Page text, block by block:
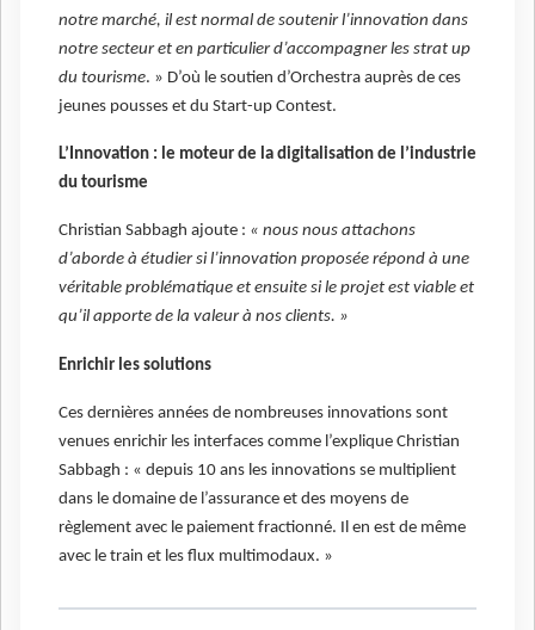
notre marché, il est normal de soutenir l’innovation dans
notre secteur et en particulier d’accompagner les strat up
du tourisme. » D’où le soutien d’Orchestra auprès de ces
jeunes pousses et du Start-up Contest.
L’Innovation : le moteur de la digitalisation de l’industrie
du tourisme
Christian Sabbagh ajoute : « nous nous attachons
d’aborde à étudier si l’innovation proposée répond à une
véritable problématique et ensuite si le projet est viable et
qu’il apporte de la valeur à nos clients. »
Enrichir les solutions
Ces dernières années de nombreuses innovations sont
venues enrichir les interfaces comme l’explique Christian
Sabbagh : « depuis 10 ans les innovations se multiplient
dans le domaine de l’assurance et des moyens de
règlement avec le paiement fractionné. Il en est de même
avec le train et les flux multimodaux. »